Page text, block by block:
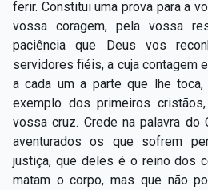
ferir. Constitui uma prova para a
vossa coragem, pela vossa
paciência que Deus vos
servidores fiéis, a cuja contagem
a cada um a parte que lhe
exemplo dos primeiros
vossa cruz. Crede na palavra do
aventurados os que sofrem
justiça, que deles é o reino dos
matam o corpo, mas que não